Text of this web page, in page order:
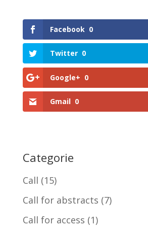
Facebook 0
Twitter 0
Google+ 0
Gmail 0
Categorie
Call (15)
Call for abstracts (7)
Call for access (1)